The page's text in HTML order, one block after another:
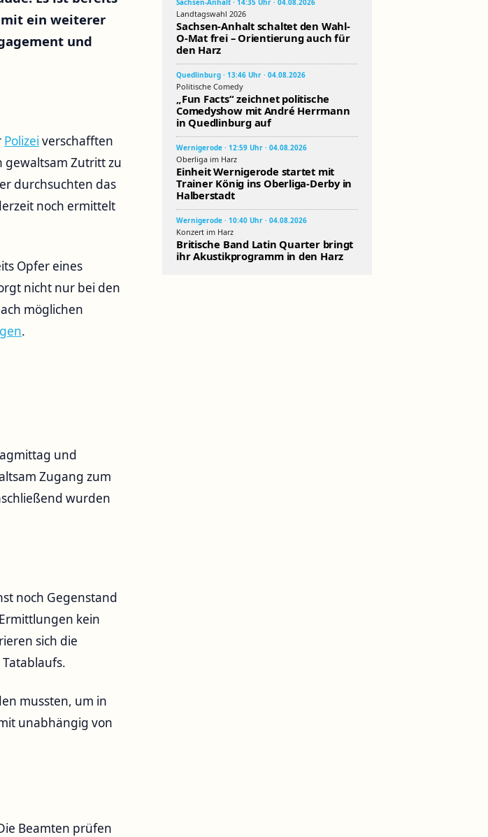
ein weiterer
und
Polizei verschafften
gewaltsam Zutritt zu
durchsuchten das
noch ermittelt
Opfer eines
nicht nur bei den
möglichen
.
und
Zugang zum
wurden
noch Gegenstand
kein
sich die
mussten, um in
unabhängig von
Beamten prüfen
Sachsen-Anhalt · 14:35 Uhr · 04.08.2026
Landtagswahl 2026
Sachsen-Anhalt schaltet den Wahl-
O-Mat frei – Orientierung auch für
den Harz
Quedlinburg · 13:46 Uhr · 04.08.2026
Politische Comedy
„Fun Facts“ zeichnet politische
Comedyshow mit André Herrmann
in Quedlinburg auf
Wernigerode · 12:59 Uhr · 04.08.2026
Oberliga im Harz
Einheit Wernigerode startet mit
Trainer König ins Oberliga-Derby in
Halberstadt
Wernigerode · 10:40 Uhr · 04.08.2026
Konzert im Harz
Britische Band Latin Quarter bringt
ihr Akustikprogramm in den Harz